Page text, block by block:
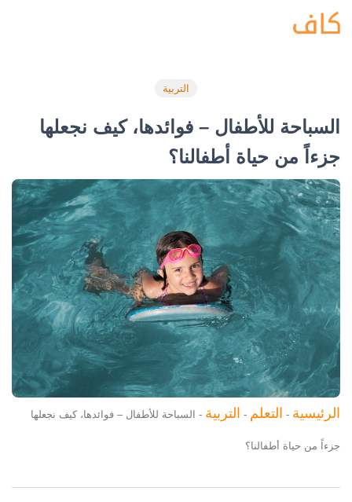
التربية
السباحة للأطفال – فوائدها، كيف نجعلها
جزءاً من حياة أطفالنا؟
الرئيسية - التعلم - التربية - السباحة للأطفال – فوائدها، كيف نجعلها
جزءاً من حياة أطفالنا؟